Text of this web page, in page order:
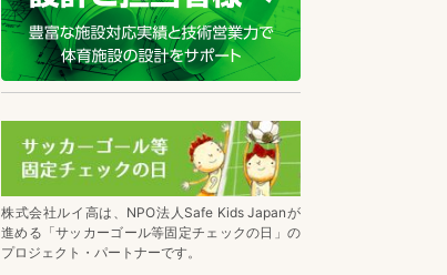
株式会社ルイ高は、NPO法人Safe Kids Japanが
進める「サッカーゴール等固定チェックの日」の
プロジェクト・パートナーです。